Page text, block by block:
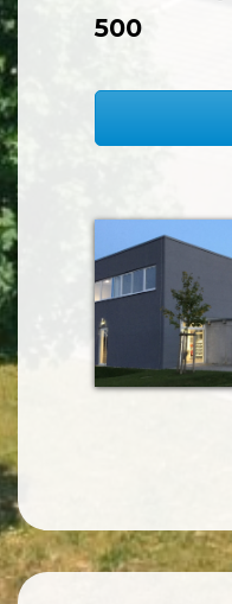
Fax: +49